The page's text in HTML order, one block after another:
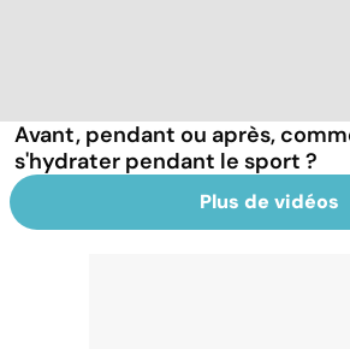
Avant, pendant ou après,
s'hydrater pendant le sport ?
Plus de vidéos